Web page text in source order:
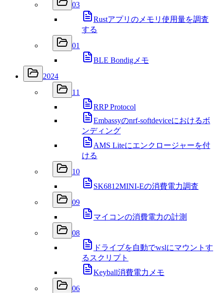
03
Rustアプリのメモリ使用量を調査
する
01
BLE Bondigメモ
2024
11
RRP Protocol
Embassyのnrf-softdeviceにおけるボ
ンディング
AMS Liteにエンクロージャーを付
ける
10
SK6812MINI-Eの消費電力調査
09
マイコンの消費電力の計測
08
ドライブを自動でwslにマウントす
るスクリプト
Keyball消費電力メモ
06